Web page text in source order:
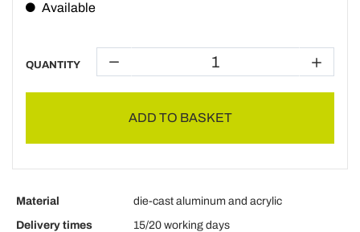
Available
QUANTITY
ADD TO BASKET
Material
die-cast aluminum and acrylic
Delivery times
15/20 working days